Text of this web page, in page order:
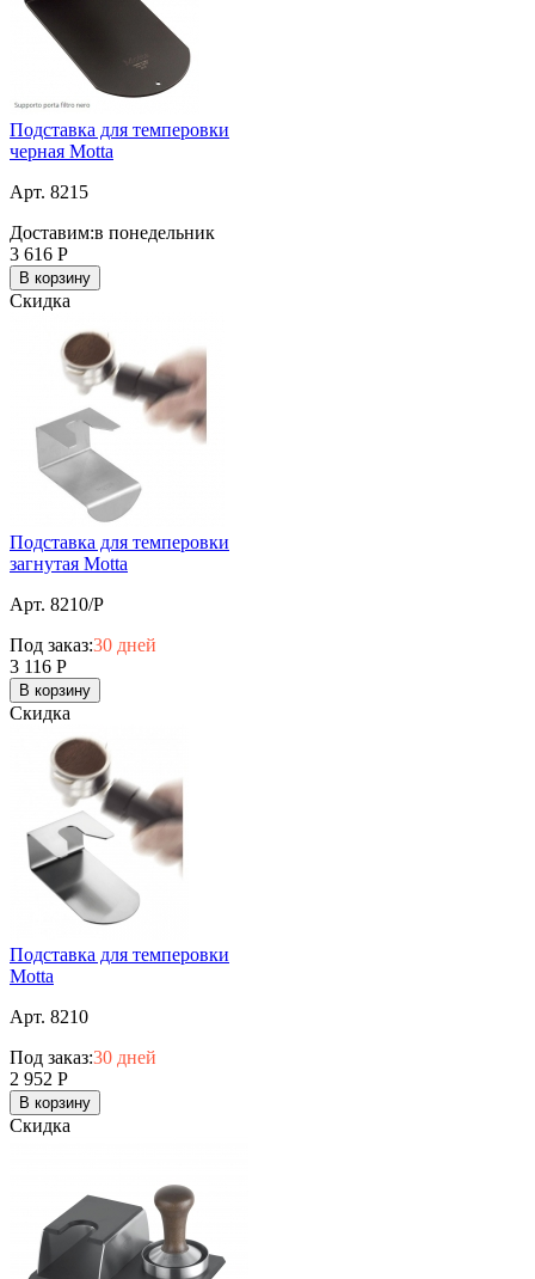
Подставка для темперовки
черная Motta
Арт. 8215
Доставим:в понедельник
3 616 Р
В корзину
Скидка
Подставка для темперовки
загнутая Motta
Арт. 8210/P
Под заказ:30 дней
3 116 Р
В корзину
Скидка
Подставка для темперовки
Motta
Арт. 8210
Под заказ:30 дней
2 952 Р
В корзину
Скидка